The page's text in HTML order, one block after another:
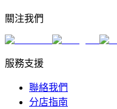
關注我們
服務支援
聯絡我們
分店指南